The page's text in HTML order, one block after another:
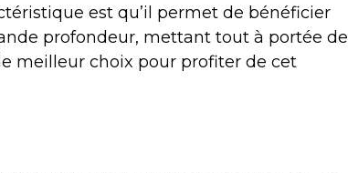
est qu’il permet de bénéficier
profondeur, mettant tout à portée de
meilleur choix pour profiter de cet